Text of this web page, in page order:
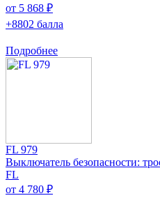
от 5 868 ₽
+8802 балла
Подробнее
FL 979
Выключатель безопасности:
FL
от 4 780 ₽